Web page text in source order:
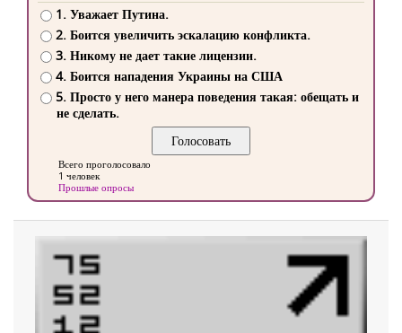
1. Уважает Путина.
2. Боится увеличить эскалацию конфликта.
3. Никому не дает такие лицензии.
4. Боится нападения Украины на США
5. Просто у него манера поведения такая: обещать и
не сделать.
Всего проголосовало
1 человек
Прошлые опросы